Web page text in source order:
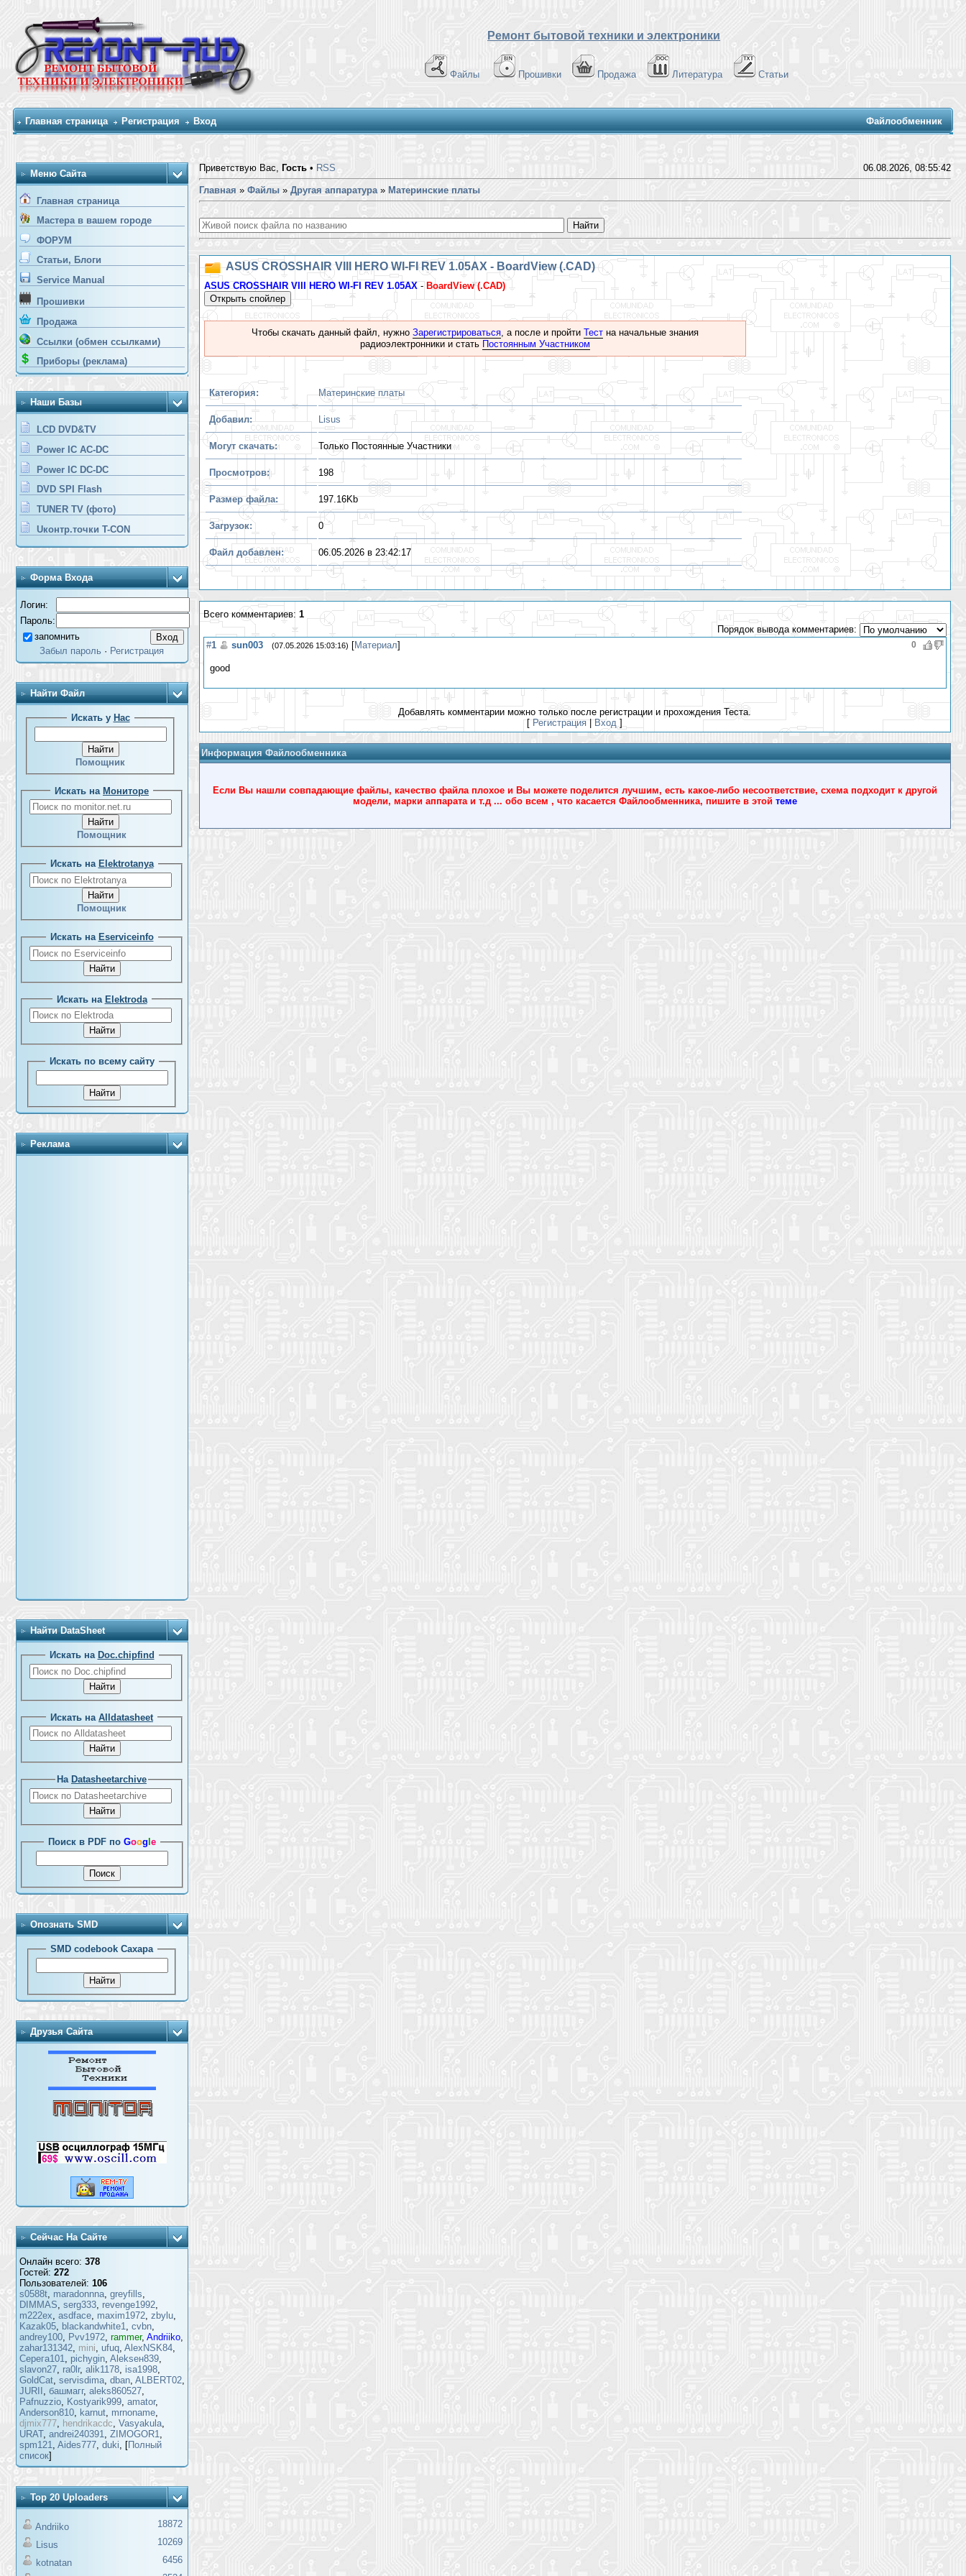
Ремонт бытовой техники и электроники
Файлы Прошивки Продажа Литература Статьи
Главная страница Регистрация Вход Файлообменник
Меню Сайта
Главная страница
Мастера в вашем городе
ФОРУМ
Статьи, Блоги
Service Manual
Прошивки
Продажа
Ссылки (обмен ссылками)
Приборы (реклама)
Наши Базы
LCD DVD&TV
Power IC AC-DC
Power IC DC-DC
DVD SPI Flash
TUNER TV (фото)
Uконтр.точки T-CON
Форма Входа
Логин:
Пароль:
запомнить
Забыл пароль · Регистрация
Найти Файл
Искать у Нас
Помощник
Искать на Мониторе
Помощник
Искать на Elektrotanya
Помощник
Искать на Eserviceinfo
Искать на Elektroda
Искать по всему сайту
Реклама
Найти DataSheet
Искать на Doc.chipfind
Искать на Alldatasheet
На Datasheetarchive
Поиск в PDF по Goog e
Опознать SMD
SMD codebook Сахара
Друзья Сайта
Сейчас На Сайте
Онлайн всего: 378
Гостей: 272
Пользователей: 106
s0588t, maradonnna, greyfills,
DIMMAS, serg333, revenge1992,
m222ex, asdface, maxim1972, zbylu,
Kazak05, blackandwhite1, cvbn,
andrey100, Pvv1972, rammer, Andriiko,
zahar131342, mini, ufuq, AlexNSK84,
Серега101, pichygin, Alekseн839,
slavon27, ra0lr, alik1178, isa1998,
GoldCat, servisdima, dban, ALBERT02,
JURII , башмагг, aleks860527,
Pafnuzzio, Kostyarik999, amator,
Anderson810, karnut, mrnoname,
djmix777, hendrikacdc, Vasyakula,
URAT, andrei240391, ZIMOGOR1,
spm121, Aides777, duki, [Полный
список]
Top 20 Uploaders
Andriiko
18872
Lisus
10269
kotnatan
6456
Приветствую Вас, Гость• RSS 06.08.2026, 08:55:42
Главная » Файлы» Другая аппаратура» Материнские платы
ASUS CROSSHAIR VIII HERO WI-FI REV 1.05AX - BoardView (.CAD)
ASUS CROSSHAIR VIII HERO WI-FI REV 1.05AX- BoardView (.CAD)
Чтобы скачать данный файл, нужно Зарегистрироваться, а после и пройти Тестна начальные знания
радиоэлектронники и стать Постоянным Участником
Категория: Материнские платы
Добавил: Lisus
Могут скачать: Только Постоянные Участники
Просмотров: 198
Размер файла: 197.16Kb
Загрузок: 0
Файл добавлен: 06.05.2026 в 23:42:17
Всего комментариев: 1
Порядок вывода комментариев:
0
#1 sun003 (07.05.2026 15:03:16) [Материал]
good
Добавлять комментарии можно только после регистрации и прохождения Теста.
[Регистрация|Вход ]
Информация Файлообменника
Если Вы нашли совпадающие файлы, качество файла плохое и Вы можете поделится лучшим, есть какое-либо несоответствие, схема подходит к другой
модели, марки аппарата и т.д ... обо всем , что касается Файлообменника, пишите в этой теме